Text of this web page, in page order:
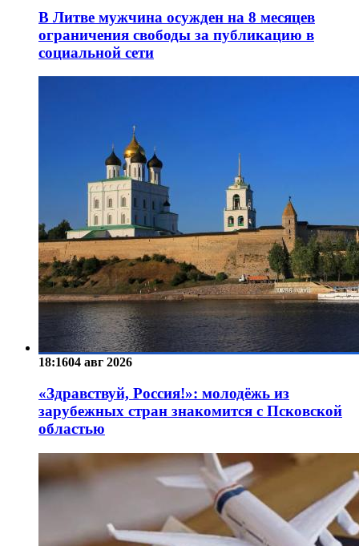
В Литве мужчина осужден на 8 месяцев
ограничения свободы за публикацию в
социальной сети
18:1604 авг 2026
«Здравствуй, Россия!»: молодёжь из
зарубежных стран знакомится с Псковской
областью